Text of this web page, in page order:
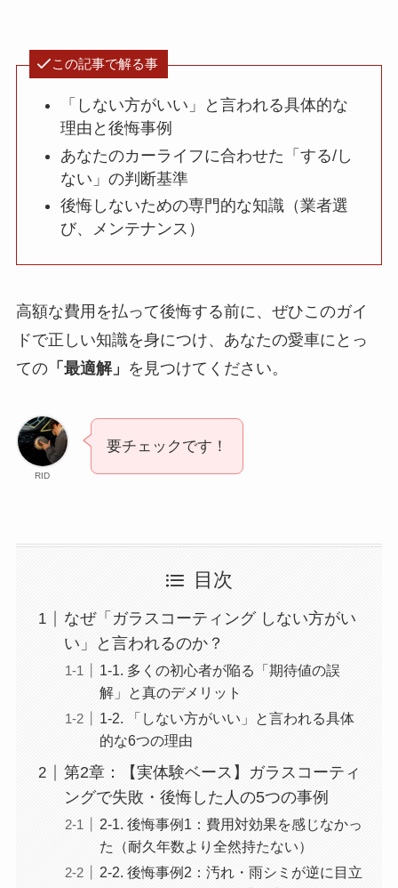
この記事で解る事
「しない方がいい」と言われる具体的な
理由と後悔事例
あなたのカーライフに合わせた「する/し
ない」の判断基準
後悔しないための専門的な知識（業者選
び、メンテナンス）
高額な費用を払って後悔する前に、ぜひこのガイ
ドで正しい知識を身につけ、あなたの愛車にとっ
ての「最適解」 を見つけてください。
RID
要チェックです！
目次
なぜ「ガラスコーティング しない方がい
い」と言われるのか？
1-1. 多くの初心者が陥る「期待値の誤
解」と真のデメリット
1-2. 「しない方がいい」と言われる具体
的な6つの理由
第2章：【実体験ベース】ガラスコーティ
ングで失敗・後悔した人の5つの事例
2-1. 後悔事例1：費用対効果を感じなかっ
た（耐久年数より全然持たない）
2-2. 後悔事例2：汚れ・雨シミが逆に目立